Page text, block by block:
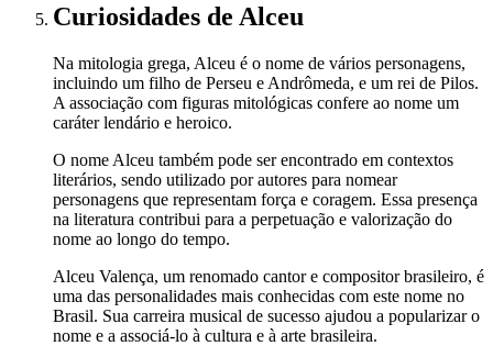
Curiosidades de Alceu
Na mitologia grega, Alceu é o nome de vários personagens,
incluindo um filho de Perseu e Andrômeda, e um rei de Pilos.
A associação com figuras mitológicas confere ao nome um
caráter lendário e heroico.
O nome Alceu também pode ser encontrado em contextos
literários, sendo utilizado por autores para nomear
personagens que representam força e coragem. Essa presença
na literatura contribui para a perpetuação e valorização do
nome ao longo do tempo.
Alceu Valença, um renomado cantor e compositor brasileiro, é
uma das personalidades mais conhecidas com este nome no
Brasil. Sua carreira musical de sucesso ajudou a popularizar o
nome e a associá-lo à cultura e à arte brasileira.